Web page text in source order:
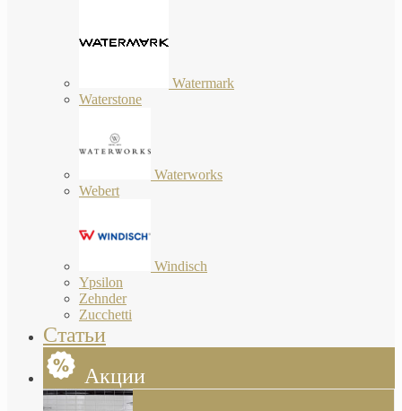
Watermark
Waterstone
Waterworks
Webert
Windisch
Ypsilon
Zehnder
Zucchetti
Статьи
Акции